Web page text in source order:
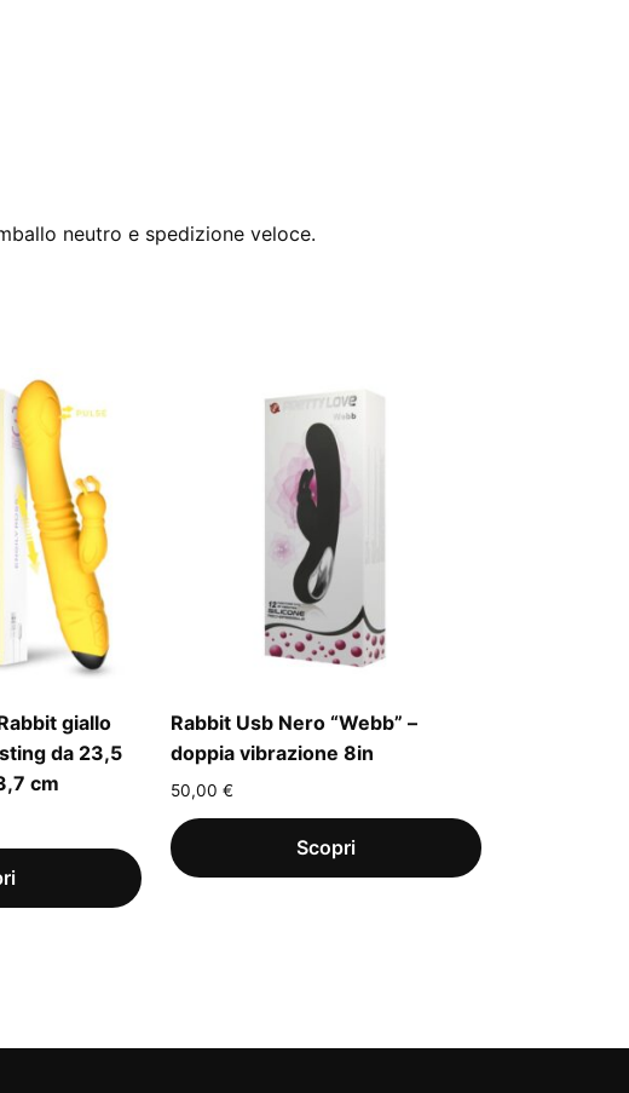
neutro e spedizione veloce.
giallo
da 23,5
cm
Rabbit Usb Nero “Webb” –
doppia vibrazione 8in
50,00 €